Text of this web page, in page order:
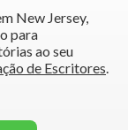
New Jersey,
para
ao seu
de Escritores.